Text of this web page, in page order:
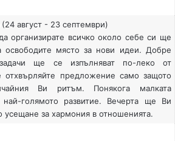
(24 август - 23 септември)
организирате всичко около себе си ще
освободите място за нови идеи. Добре
ще се изпълняват по-леко от
отхвърляйте предложение само защото
Ви ритъм. Понякога малката
голямото развитие. Вечерта ще Ви
усещане за хармония в отношенията.